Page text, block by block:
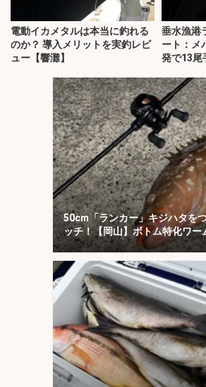
電動イカメタルは本当に釣れる
のか？ 導入メリットを実釣レビ
ュー【響灘】
垂水漁港
ート：メ
発で13尾
50cm「ランカー」キジハタを
ッチ！【岡山】ボトム特化ワー